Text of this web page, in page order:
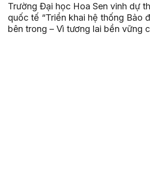
Trường Đại học Hoa Sen vinh dự
quốc tế “Triển khai hệ thống Bảo
bên trong – Vì tương lai bền vững